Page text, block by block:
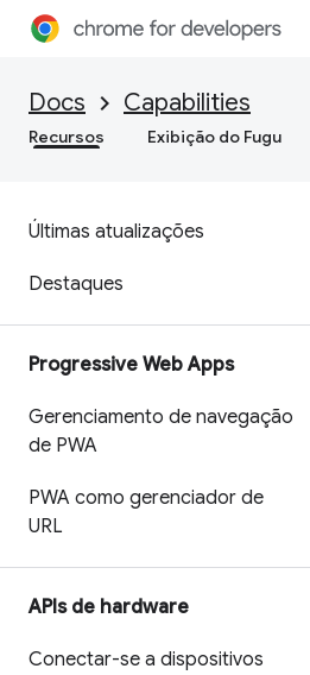
Docs Capabilities
Recursos Exibição do Fugu
Últimas atualizações
Destaques
Progressive Web Apps
Gerenciamento de navegação
de PWA
PWA como gerenciador de
URL
APIs de hardware
Conectar-se a dispositivos